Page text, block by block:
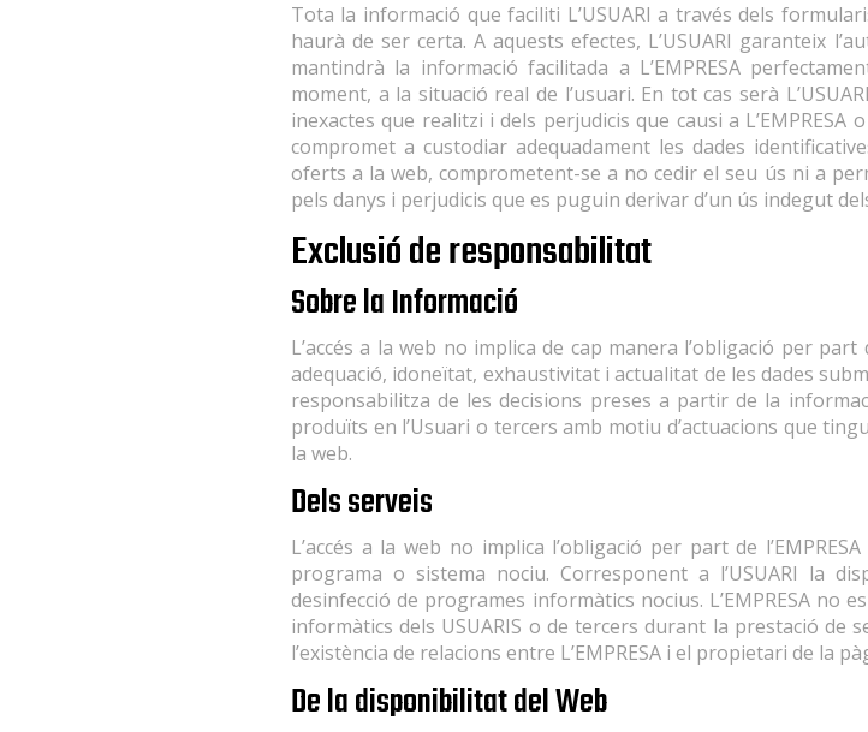
Tota la informació que faciliti L’USUARI a través dels
haurà de ser certa. A aquests efectes, L’USUARI garanteix
mantindrà la informació facilitada a L’EMPRESA
moment, a la situació real de l’usuari. En tot cas serà
inexactes que realitzi i dels perjudicis que causi a
compromet a custodiar adequadament les dades
oferts a la web, comprometent-se a no cedir el seu ús ni a
pels danys i perjudicis que es puguin derivar d’un ús indegut
Exclusió de responsabilitat
Sobre la Informació
L’accés a la web no implica de cap manera l’obligació per
adequació, idoneïtat, exhaustivitat i actualitat de les dades
responsabilitza de les decisions preses a partir de la
produïts en l’Usuari o tercers amb motiu d’actuacions que
la web.
Dels serveis
L’accés a la web no implica l’obligació per part de
programa o sistema nociu. Corresponent a l’USUARI la
desinfecció de programes informàtics nocius. L’EMPRESA no
informàtics dels USUARIS o de tercers durant la prestació de
l’existència de relacions entre L’EMPRESA i el propietari de la
De la disponibilitat del Web